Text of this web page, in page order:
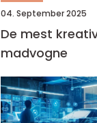
04. September 2025
De mest
madvogne